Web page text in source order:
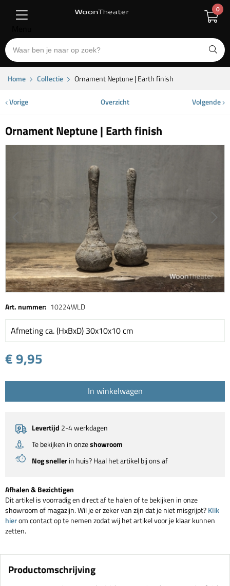
0
Home Collectie Ornament Neptune | Earth finish
Vorige Overzicht Volgende
Ornament Neptune | Earth finish
Art. nummer: 10224WLD
Afmeting ca. (HxBxD) 30x10x10 cm
€ 9,95
In winkelwagen
Levertijd 2-4 werkdagen
Te bekijken in onzeshowroom
Nog snellerin huis? Haal het artikel bij ons af
Afhalen & Bezichtigen
Dit artikel is voorradig en direct af te halen of te bekijken in onze
showroom of magazijn. Wil je er zeker van zijn dat je niet misgrijpt?Klik
hierom contact op te nemen zodat wij het artikel voor je klaar kunnen
zetten.
Productomschrijving